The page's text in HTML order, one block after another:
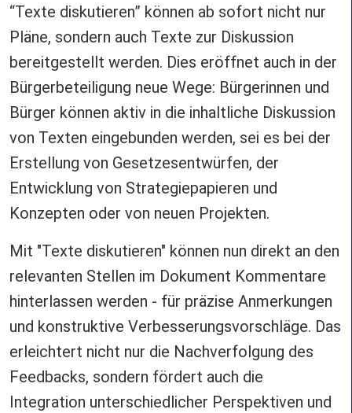
“Texte diskutieren” können ab sofort nicht nur
Pläne, sondern auch Texte zur Diskussion
bereitgestellt werden. Dies eröffnet auch in der
Bürgerbeteiligung neue Wege: Bürgerinnen und
Bürger können aktiv in die inhaltliche Diskussion
von Texten eingebunden werden, sei es bei der
Erstellung von Gesetzesentwürfen, der
Entwicklung von Strategiepapieren und
Konzepten oder von neuen Projekten.
Mit "Texte diskutieren" können nun direkt an den
relevanten Stellen im Dokument Kommentare
hinterlassen werden - für präzise Anmerkungen
und konstruktive Verbesserungsvorschläge. Das
erleichtert nicht nur die Nachverfolgung des
Feedbacks, sondern fördert auch die
Integration unterschiedlicher Perspektiven und